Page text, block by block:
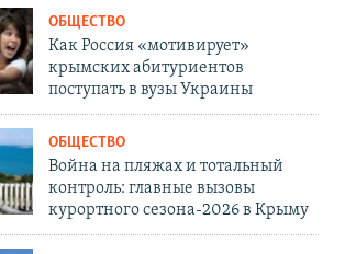
ОБЩЕСТВО
Как Россия «мотивирует»
крымских абитуриентов
поступать в вузы Украины
ОБЩЕСТВО
Война на пляжах и тотальный
контроль: главные вызовы
курортного сезона-2026 в Крыму